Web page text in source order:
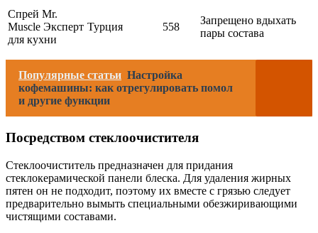
Спрей Mr.
Muscle Эксперт
для кухни
Турция 558
Запрещено вдыхать
пары состава
Популярные статьи Настройка
кофемашины: как отрегулировать помол
и другие функции
Посредством стеклоочистителя
Стеклоочиститель предназначен для придания
стеклокерамической панели блеска. Для удаления жирных
пятен он не подходит, поэтому их вместе с грязью следует
предварительно вымыть специальными обезжиривающими
чистящими составами.